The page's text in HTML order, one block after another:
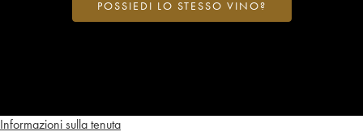
Informazioni sulla tenuta
POSSIEDI LO STESSO VINO?